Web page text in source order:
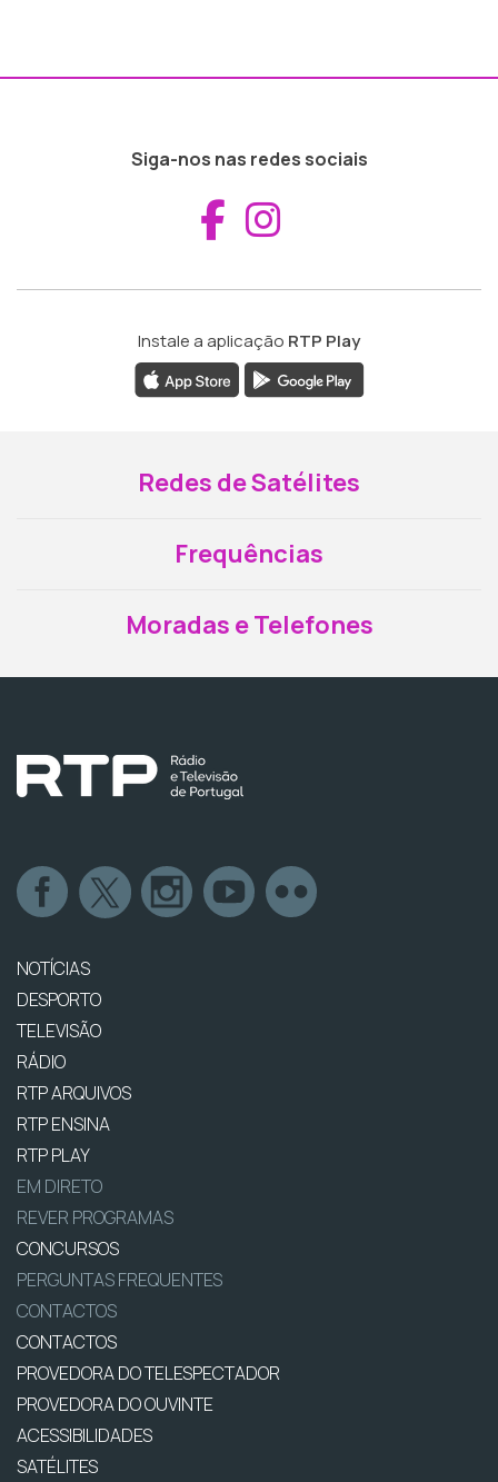
Siga-nos nas redes sociais
Aceder ao
Instale a aplicação RTP Play
Redes de Satélites
Frequências
Moradas e Telefones
NOTÍCIAS
DESPORTO
TELEVISÃO
RÁDIO
RTP ARQUIVOS
RTP ENSINA
RTP PLAY
EM DIRETO
REVER PROGRAMAS
CONCURSOS
PERGUNTAS FREQUENTES
CONTACTOS
CONTACTOS
PROVEDORA DO TELESPECTADOR
PROVEDORA DO OUVINTE
ACESSIBILIDADES
SATÉLITES